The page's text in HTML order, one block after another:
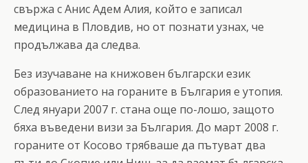
свържа с Анис Адем Алия, който е записал
медицина в Пловдив, но от познати узнах, че
продължава да следва.
Без изучаване на книжовен български език
образованието на гораните в България е утопия.
След януари 2007 г. стана още по-лошо, защото
бяха въведени визи за България. До март 2008 г.
гораните от Косово трябваше да пътуват два